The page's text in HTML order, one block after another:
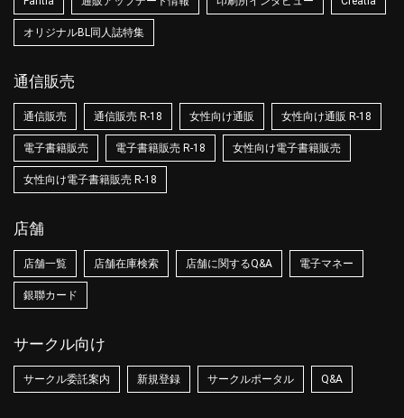
オリジナルBL同人誌特集
通信販売
通信販売 通信販売 R-18 女性向け通販 女性向け通販 R-18
電子書籍販売 電子書籍販売 R-18 女性向け電子書籍販売
女性向け電子書籍販売 R-18
店舗
店舗一覧 店舗在庫検索 店舗に関するQ&A 電子マネー
銀聯カード
サークル向け
サークル委託案内 新規登録 サークルポータル Q&A